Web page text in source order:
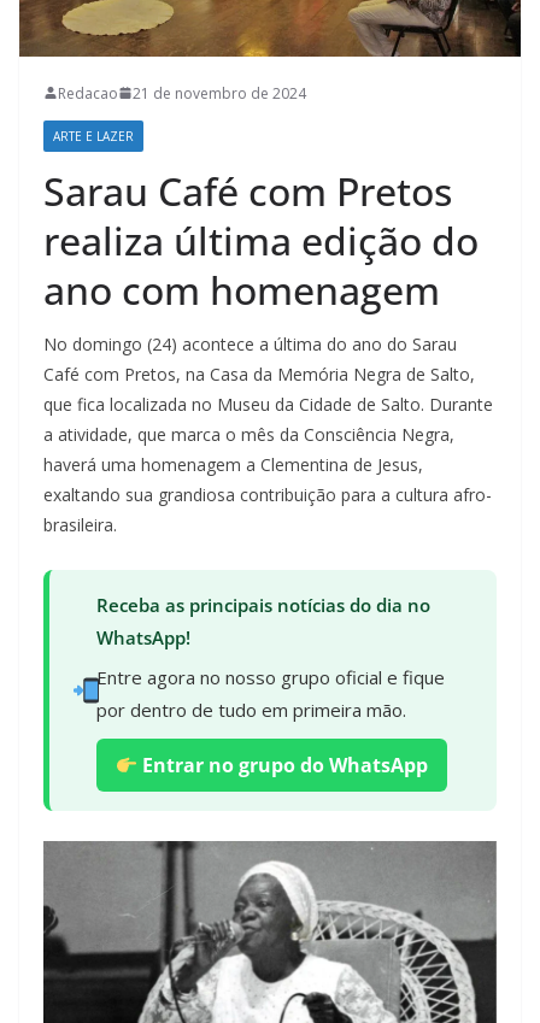
Redacao 21 de novembro de 2024
ARTE E LAZER
Sarau Café com Pretos
realiza última edição do
ano com homenagem
No domingo (24) acontece a última do ano do Sarau
Café com Pretos, na Casa da Memória Negra de Salto,
que fica localizada no Museu da Cidade de Salto. Durante
a atividade, que marca o mês da Consciência Negra,
haverá uma homenagem a Clementina de Jesus,
exaltando sua grandiosa contribuição para a cultura afro-
brasileira.
Receba as principais notícias do dia no
WhatsApp!
Entre agora no nosso grupo oficial e fique
por dentro de tudo em primeira mão.
Entrar no grupo do WhatsApp